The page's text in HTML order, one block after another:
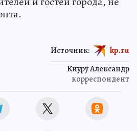
Киуру Александр
корреспондент
Источник: kp.ru